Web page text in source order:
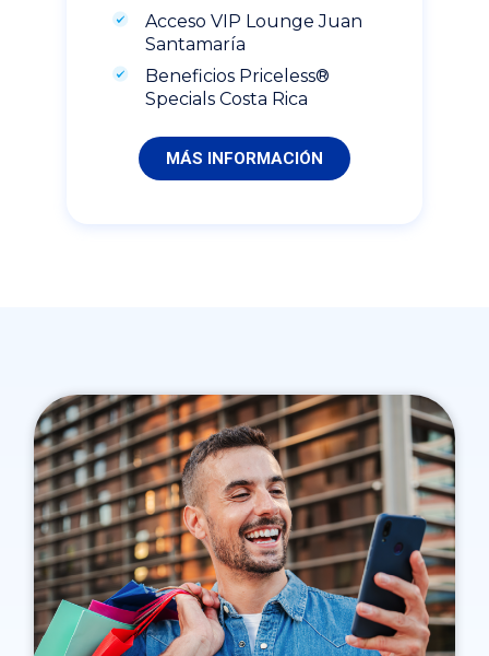
Acceso VIP Lounge Juan
Santamaría
Beneficios Priceless®
Specials Costa Rica
MÁS INFORMACIÓN